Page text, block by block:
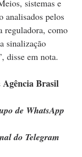
sistemas e
analisados pelos
reguladora, como
sinalização
disse em nota.
Agência Brasil
de WhatsApp
do Telegram